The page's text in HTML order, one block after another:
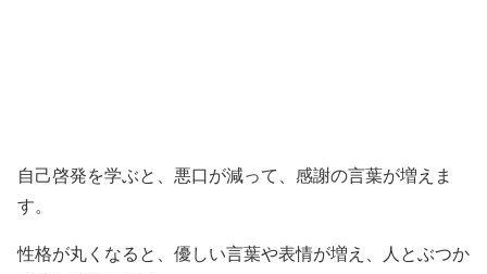
自己啓発を学ぶと、悪口が減って、感謝の言葉が増えま
す。
性格が丸くなると、優しい言葉や表情が増え、人とぶつか